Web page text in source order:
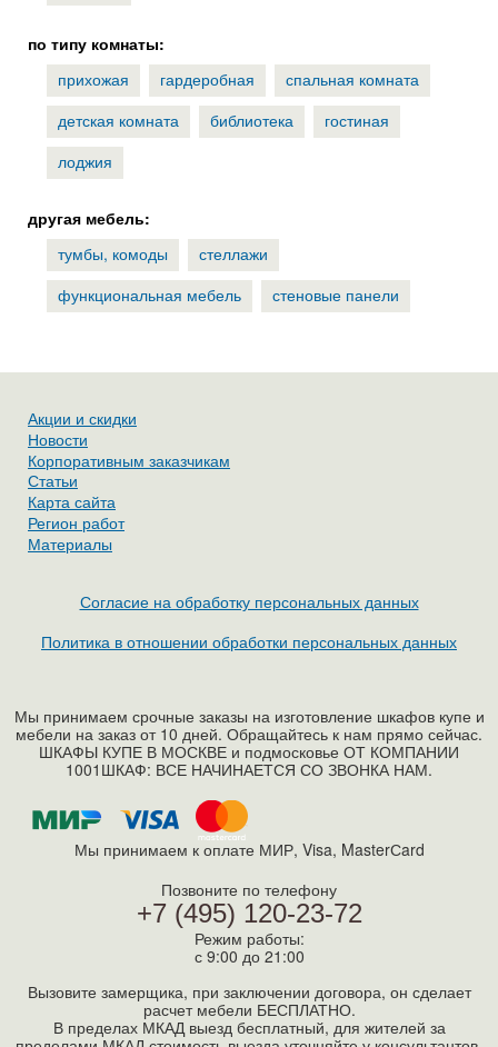
по типу комнаты:
прихожая
гардеробная
спальная комната
детская комната
библиотека
гостиная
лоджия
другая мебель:
тумбы, комоды
стеллажи
функциональная мебель
стеновые панели
Акции и скидки
Новости
Корпоративным заказчикам
Статьи
Карта сайта
Регион работ
Материалы
Согласие на обработку персональных данных
Политика в отношении обработки персональных данных
Мы принимаем срочные заказы на изготовление шкафов купе и
мебели на заказ от 10 дней. Обращайтесь к нам прямо сейчас.
ШКАФЫ КУПЕ В МОСКВЕ и подмосковье ОТ КОМПАНИИ
1001ШКАФ: ВСЕ НАЧИНАЕТСЯ СО ЗВОНКА НАМ.
Мы принимаем к оплате МИР, Visa, MasterСard
Позвоните по телефону
+7 (495) 120-23-72
Режим работы:
с 9:00 до 21:00
Вызовите замерщика, при заключении договора, он сделает
расчет мебели БЕСПЛАТНО.
В пределах МКАД выезд бесплатный, для жителей за